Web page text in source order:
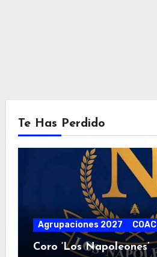
Te Has Perdido
Agrupaciones 2027 COAC
Coro ‘Los Napoleones’